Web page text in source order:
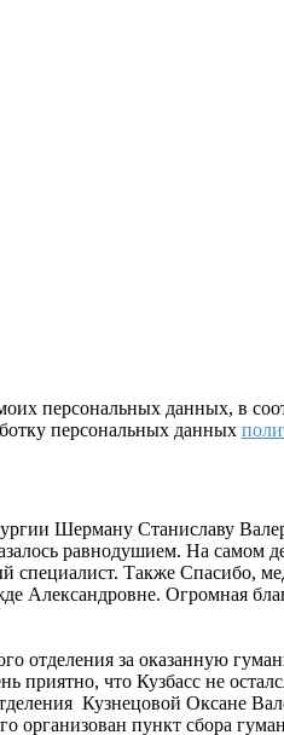
персональных данных, в
персональных данных
Шерману Станиславу
равнодушием. На самом
Также Спасибо,
Огромная
отделения за оказанную
что Кузбасс не
Кузнецовой Оксане
организован пункт сбора